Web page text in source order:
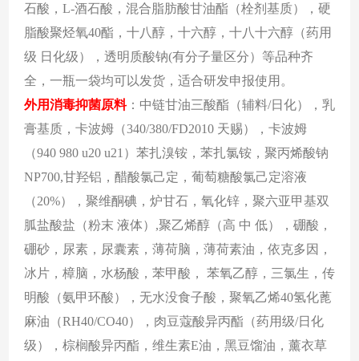
石酸，L-酒石酸，混合脂肪酸甘油酯（栓剂基质），硬
脂酸聚烃氧40酯，十八醇，十六醇，十八十六醇（药用
级 日化级），透明质酸钠(有分子量区分）等品种齐
全，一瓶一袋均可以发货，适合研发申报使用。
外用消毒抑菌原料：中链甘油三酸酯（辅料/日化），乳
膏基质，卡波姆（340/380/FD2010 天赐），卡波姆
（940 980 u20 u21）苯扎溴铵，苯扎氯铵，聚丙烯酸钠
NP700,甘羟铝，醋酸氯己定，葡萄糖酸氯己定溶液
（20%），聚维酮碘，炉甘石，氧化锌，聚六亚甲基双
胍盐酸盐（粉末 液体）,聚乙烯醇（高 中 低），硼酸，
硼砂，尿素，尿囊素，薄荷脑，薄荷素油，依克多因，
冰片，樟脑，水杨酸，苯甲酸， 苯氧乙醇，三氯生，传
明酸（氨甲环酸），无水没食子酸，聚氧乙烯40氢化蓖
麻油（RH40/CO40），肉豆蔻酸异丙酯（药用级/日化
级），棕榈酸异丙酯，维生素E油，黑豆馏油，薰衣草